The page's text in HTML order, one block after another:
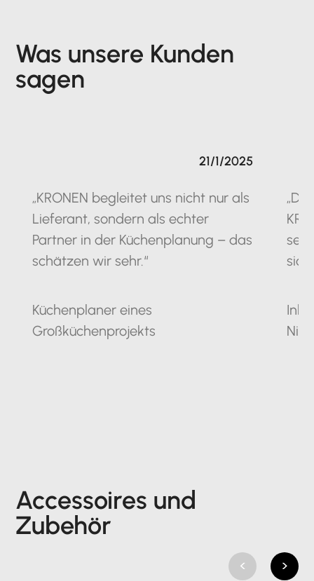
Was unsere Kunden
sagen
„KRONEN begleitet uns nicht nur als
Lieferant, sondern als echter
Partner in der Küchenplanung – das
schätzen wir sehr.“
Küchenplaner eines
Großküchenprojekts
21/1/2025
seit
sich
Accessoires und
Zubehör
< >